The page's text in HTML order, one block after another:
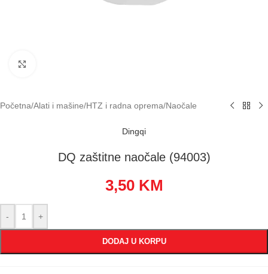
Početna/Alati i mašine/HTZ i radna oprema/Naočale
Dingqi
DQ zaštitne naočale (94003)
3,50 KM
- +
DODAJ U KORPU